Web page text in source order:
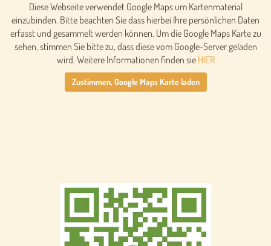
Diese Webseite verwendet Google Maps um Kartenmaterial
einzubinden. Bitte beachten Sie dass hierbei Ihre persönlichen Daten
erfasst und gesammelt werden können. Um die Google Maps Karte zu
sehen, stimmen Sie bitte zu, dass diese vom Google-Server geladen
wird. Weitere Informationen finden sie HIER